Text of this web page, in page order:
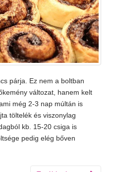
párja. Ez nem a boltban
változat, hanem kelt
még 2-3 nap múltán is
töltelék és viszonylag
kb. 15-20 csiga is
pedig elég bőven